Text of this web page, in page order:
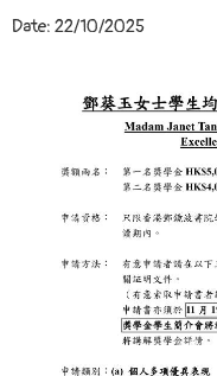
Date: 22/10/2025